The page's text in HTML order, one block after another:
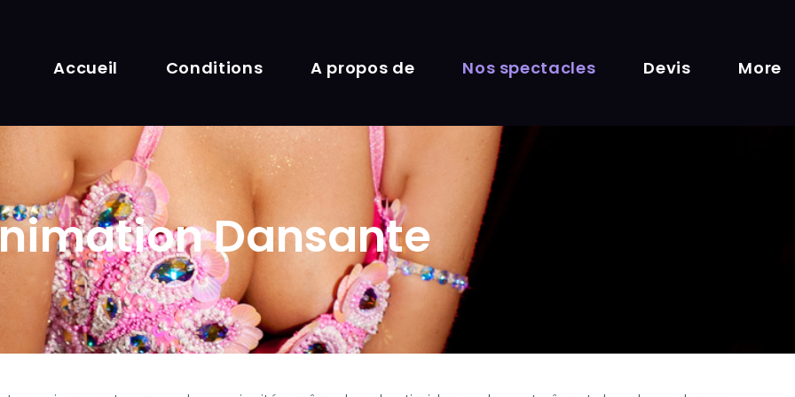
Accueil Conditions A propos de Nos spectacles Devis More
Dansante